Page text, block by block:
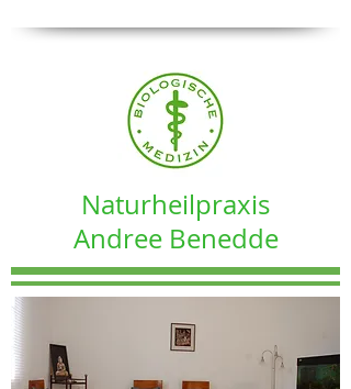
Naturheilpraxis
Andree Benedde